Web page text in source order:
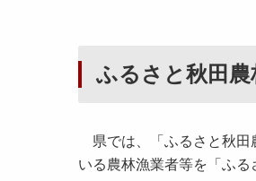
ふるさと秋田
県では、「ふるさと秋田
いる農林漁業者等を「ふる